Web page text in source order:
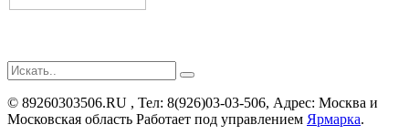
© 89260303506.RU , Тел: 8(926)03-03-506, Адрес: Москва и
Московская область Работает под управлением Ярмарка.